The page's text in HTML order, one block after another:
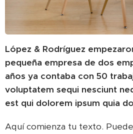
López & Rodríguez
pequeña empresa de dos
años ya contaba con 50
voluptatem sequi nesciunt
est qui dolorem ipsum quia
Aquí comienza tu texto.